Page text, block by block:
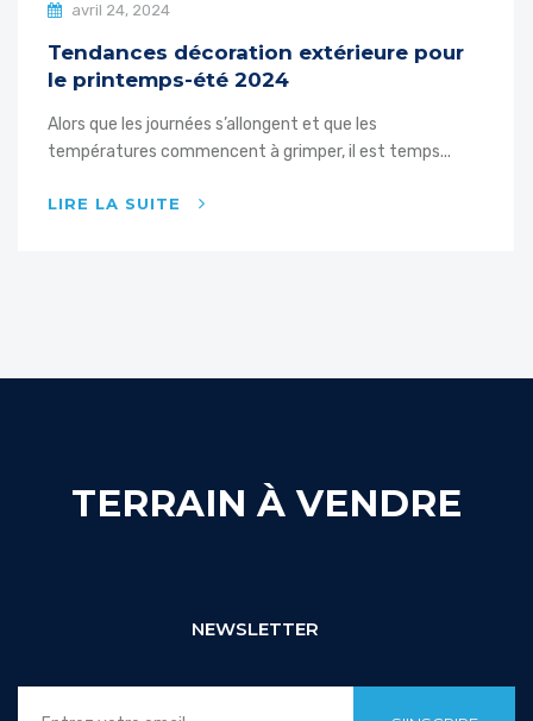
avril 24, 2024
Tendances décoration extérieure pour
le printemps-été 2024
Alors que les journées s’allongent et que les
températures commencent à grimper, il est temps...
LIRE LA SUITE
TERRAIN À VENDRE
NEWSLETTER